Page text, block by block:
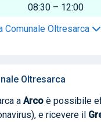
08:30 – 12:00
Comunale Oltresarca
Oltresarca
a Arco è possibile
e ricevere il